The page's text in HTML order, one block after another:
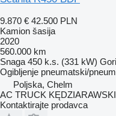
9.870 € 42.500 PLN
Kamion šasija
2020
560.000 km
Snaga 450 k.s. (331 kW)
Ogibljenje pneumatski/
Poljska, Chelm
AC TRUCK
Kontaktirajte prodavca